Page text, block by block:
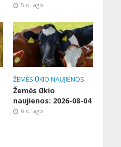
5 d. ago
ŽEMĖS ŪKIO NAUJIENOS
Žemės ūkio
naujienos: 2026-08-04
6 d. ago